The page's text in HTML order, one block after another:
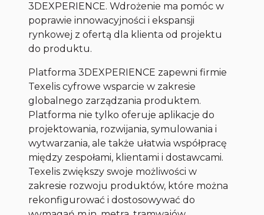
3DEXPERIENCE. Wdrożenie ma pomóc w
poprawie innowacyjności i ekspansji
rynkowej z ofertą dla klienta od projektu
do produktu.
Platforma 3DEXPERIENCE zapewni firmie
Texelis cyfrowe wsparcie w zakresie
globalnego zarządzania produktem.
Platforma nie tylko oferuje aplikacje do
projektowania, rozwijania, symulowania i
wytwarzania, ale także ułatwia współpracę
między zespołami, klientami i dostawcami.
Texelis zwiększy swoje możliwości w
zakresie rozwoju produktów, które można
rekonfigurować i dostosowywać do